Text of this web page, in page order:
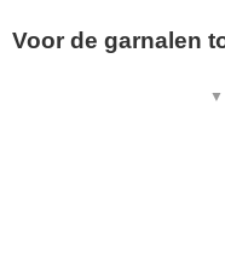
Voor de garnalen
▼